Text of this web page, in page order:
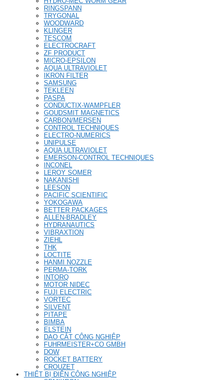
RINGSPANN
TRYGONAL
WOODWARD
KLINGER
TESCOM
ELECTROCRAFT
ZF PRODUCT
MICRO-EPSILON
AQUA ULTRAVIOLET
IKRON FILTER
SAMSUNG
TEKLEEN
PASPA
CONDUCTIX-WAMPFLER
GOUDSMIT MAGNETICS
CARBON/MERSEN
CONTROL TECHNIQUES
ELECTRO-NUMERICS
UNIPULSE
AQUA ULTRAVIOLET
EMERSON-CONTROL TECHNIQUES
INCONEL
LEROY SOMER
NAKANISHI
LEESON
PACIFIC SCIENTIFIC
YOKOGAWA
BETTER PACKAGES
ALLEN-BRADLEY
HYDRANAUTICS
VIBRAXTION
ZIEHL
THK
LOCTITE
HANMI NOZZLE
PERMA-TORK
INTORQ
MOTOR NIDEC
FUJI ELECTRIC
VORTEC
SILVENT
PITAPE
BIMBA
ELSTEIN
DAO CẮT CÔNG NGHIỆP
FUHRMEISTER+CO GMBH
DOW
ROCKET BATTERY
CROUZET
THIẾT BỊ ĐIỆN CÔNG NGHIỆP